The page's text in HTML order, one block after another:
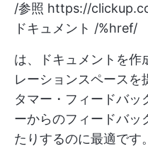
/参照 https://
ドキュメント /%href/
は、ドキュメントを作
レーションスペースを
タマー・フィードバッ
ーからのフィードバッ
たりするのに最適です